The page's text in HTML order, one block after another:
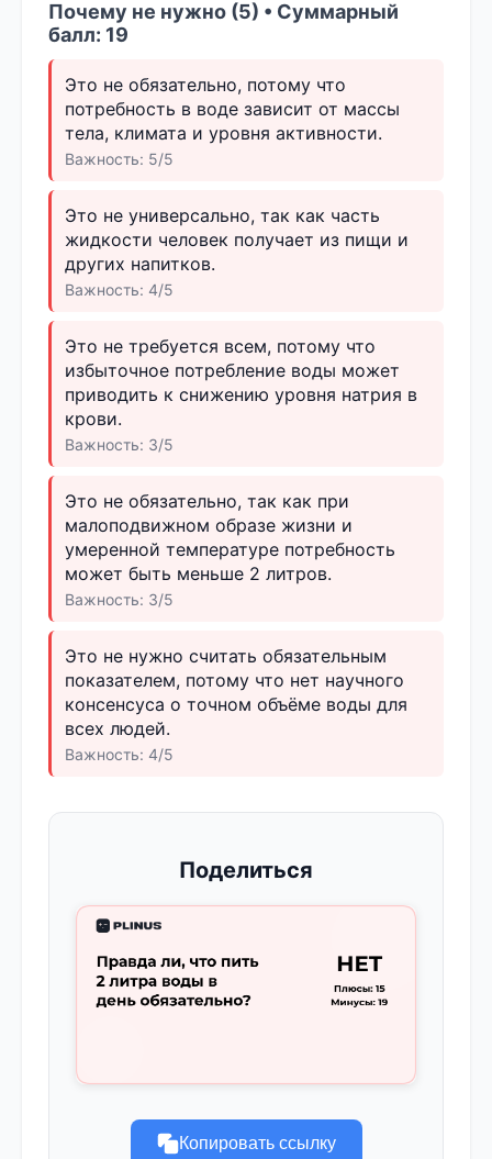
Почему не нужно (5) • Суммарный
балл: 19
Это не обязательно, потому что
потребность в воде зависит от массы
тела, климата и уровня активности.
Важность: 5/5
Это не универсально, так как часть
жидкости человек получает из пищи и
других напитков.
Важность: 4/5
Это не требуется всем, потому что
избыточное потребление воды может
приводить к снижению уровня натрия в
крови.
Важность: 3/5
Это не обязательно, так как при
малоподвижном образе жизни и
умеренной температуре потребность
может быть меньше 2 литров.
Важность: 3/5
Это не нужно считать обязательным
показателем, потому что нет научного
консенсуса о точном объёме воды для
всех людей.
Важность: 4/5
Поделиться
Копировать ссылку